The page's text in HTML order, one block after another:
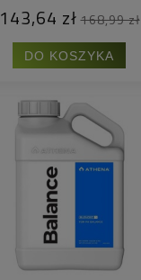
143,64 zł 168,99 zł
DO KOSZYKA